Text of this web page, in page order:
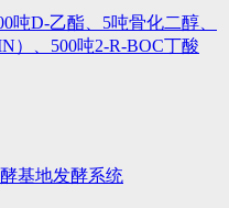
吨D-乙酯、5吨骨化二醇、
）、500吨2-R-BOC丁酸
基地发酵系统